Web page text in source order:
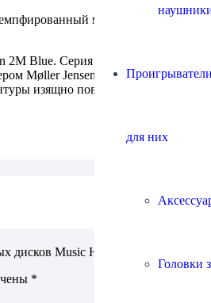
для них
Головки
микролифт,
Blue. Серия Ortofon 2M
Møller Jensen Design — тем же
изящно повторяют канавки на
дисков Music Hall MMF-5.3 SE”
*